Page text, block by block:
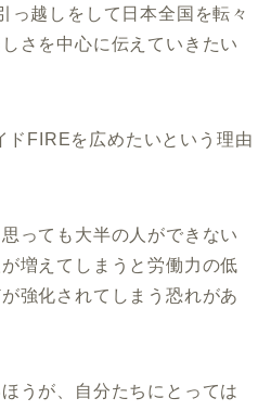
っ越しをして日本全国を転々
さを中心に伝えていきたい
ドFIREを広めたいという理由
っても大半の人ができない
増えてしまうと労働力の低
強化されてしまう恐れがあ
うが、自分たちにとっては